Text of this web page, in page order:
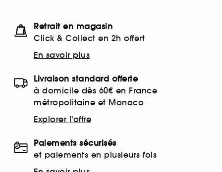
Retrait en magasin
Click & Collect en 2h offert
En savoir plus
Livraison standard offerte
à domicile dès 60€ en France
métropolitaine et Monaco
Explorer l'offre
Paiements sécurisés
et paiements en plusieurs fois